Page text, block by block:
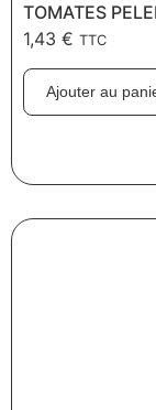
TOMATES
1,43 € TTC
Ajouter au